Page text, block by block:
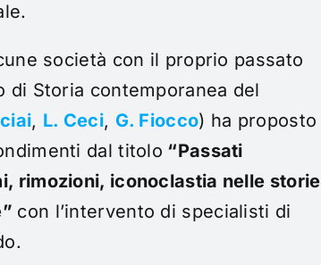
società con il proprio passato
di Storia contemporanea del
, L. Ceci, G. Fiocco) ha proposto
dal titolo “Passati
rimozioni, iconoclastia nelle storie
con l’intervento di specialisti di